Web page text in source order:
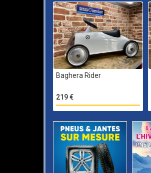
Baghera Rider
219 €